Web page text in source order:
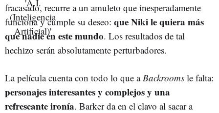
fracasado, recurre a un amuleto que inesperadamente
funciona y cumple su deseo: que Niki le quiera más
que nadie en este mundo. Los resultados de tal
hechizo serán absolutamente perturbadores.
La película cuenta con todo lo que a Backrooms le falta:
personajes interesantes y complejos y una
refrescante ironía. Barker da en el clavo al sacar a